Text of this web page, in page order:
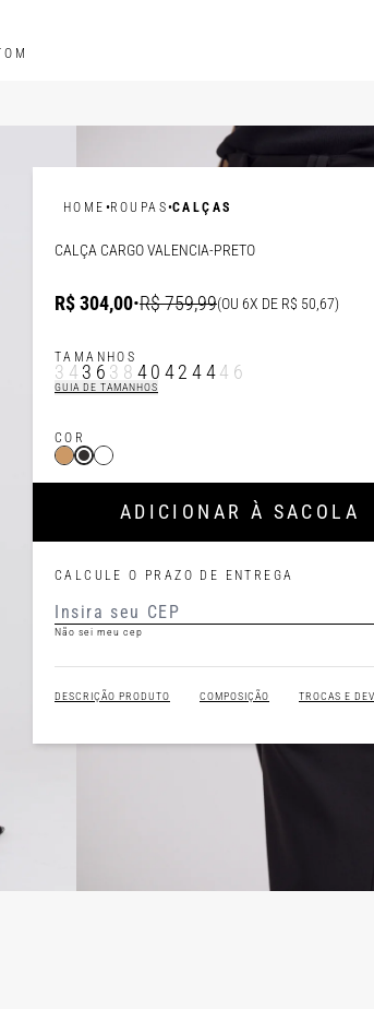
HOME •ROUPAS•CALÇAS
CALÇA CARGO VALENCIA-PRETO
R$ 304,00•R$ 759,99(OU 6X DE R$ 50,67)
TAMANHOS
34 36 38 40 424446
GUIA DE TAMANHOS
COR
ADICIONAR À SACOLA
CALCULE O PRAZO DE ENTREGA
Não sei meu cep
COMPOSIÇÃO
DESCRIÇÃO PRODUTO TROCAS E